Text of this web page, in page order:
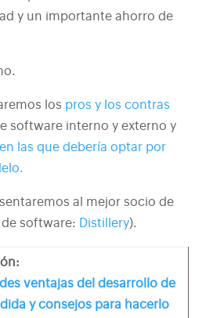
y un importante ahorro de
los pros y los contras
software interno y externo y
en las que debería optar por
al mejor socio de
software:
Distillery).
ventajas del desarrollo de
y consejos para hacerlo